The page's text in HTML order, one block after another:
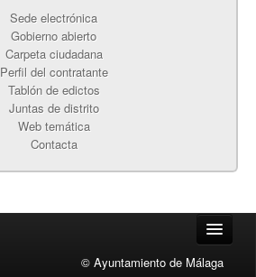
Sede electrónica
Gobierno abierto
Carpeta ciudadana
Perfil del contratante
Tablón de edictos
Juntas de distrito
Web temática
Contacta
© Ayuntamiento de Málaga